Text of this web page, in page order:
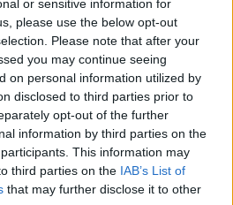
or sensitive information for
please use the below opt-out
Please note that after your
you may continue seeing
on personal information utilized by
disclosed to third parties prior to
opt-out of the further
information by third parties on the
This information may
third parties on the IAB’s List of
that may further disclose it to other